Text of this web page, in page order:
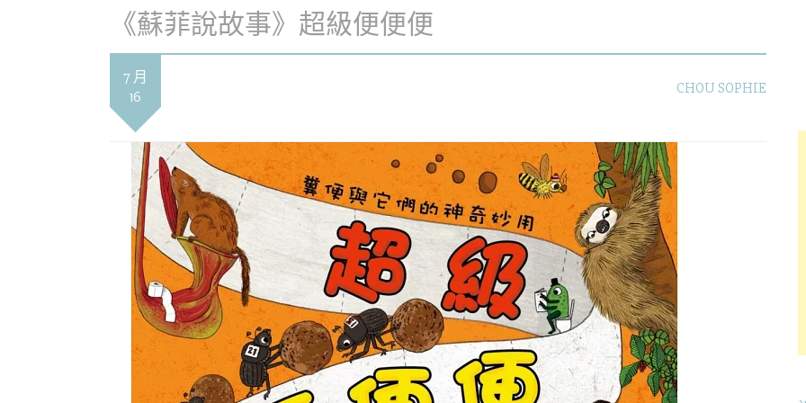
《蘇菲說故事》超級便便便
7 月
16
CHOU SOPHIE